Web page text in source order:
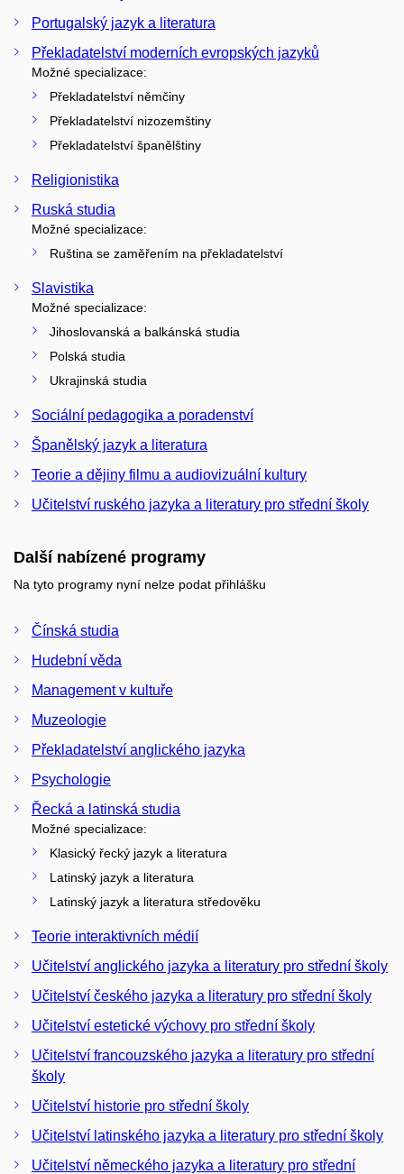
Portugalský jazyk a literatura
Překladatelství moderních evropských jazyků
Možné specializace:
Překladatelství němčiny
Překladatelství nizozemštiny
Překladatelství španělštiny
Religionistika
Ruská studia
Možné specializace:
Ruština se zaměřením na překladatelství
Slavistika
Možné specializace:
Jihoslovanská a balkánská studia
Polská studia
Ukrajinská studia
Sociální pedagogika a poradenství
Španělský jazyk a literatura
Teorie a dějiny filmu a audiovizuální kultury
Učitelství ruského jazyka a literatury pro střední školy
Další nabízené programy
Na tyto programy nyní nelze podat přihlášku
Čínská studia
Hudební věda
Management v kultuře
Muzeologie
Překladatelství anglického jazyka
Psychologie
Řecká a latinská studia
Možné specializace:
Klasický řecký jazyk a literatura
Latinský jazyk a literatura
Latinský jazyk a literatura středověku
Teorie interaktivních médií
Učitelství anglického jazyka a literatury pro střední školy
Učitelství českého jazyka a literatury pro střední školy
Učitelství estetické výchovy pro střední školy
Učitelství francouzského jazyka a literatury pro střední
školy
Učitelství historie pro střední školy
Učitelství latinského jazyka a literatury pro střední školy
Učitelství německého jazyka a literatury pro střední